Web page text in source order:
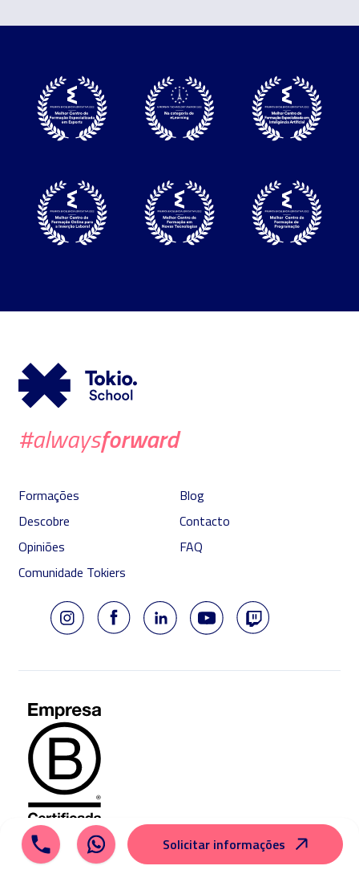
#alwaysforward
Formações
Descobre
Opiniões
Comunidade Tokiers
Blog
Contacto
FAQ
© 2026 Tokio School
Solicitar informações